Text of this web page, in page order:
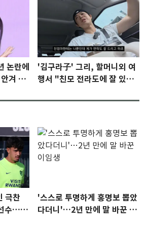
논란에
겨 미
'김구라子' 그리, 할머니외 여
행서 "친모 전라도에 잘 있
극찬
수…좋
'스스로 투명하게 홍명보 뽑았
다더니'…2년 만에 말 바꾼 이